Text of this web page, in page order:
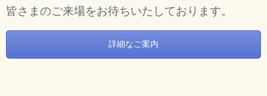
皆さまのご来場をお待ちいたしております。
詳細なご案内